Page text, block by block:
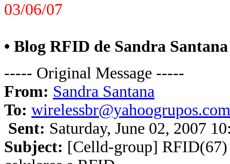
03/06/07
• Blog RFID de Sandra Santana
----- Original Message -----
From: Sandra Santana
To:
Sent: Saturday, June 02, 2007
Subject: [Celld-group] RFID(67)